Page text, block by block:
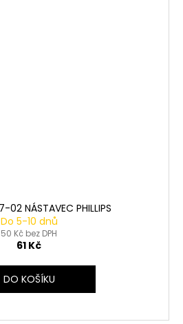
NÁSTAVEC PHILLIPS
Do 5-10 dnů
50 Kč bez DPH
61 Kč
DO KOŠÍKU